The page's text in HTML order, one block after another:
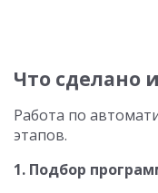
Что сделано
Работа по
этапов.
1. Подбор